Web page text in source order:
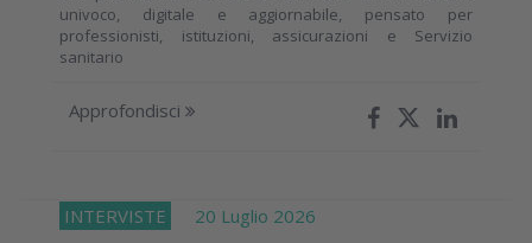
univoco, digitale e aggiornabile, pensato per
professionisti, istituzioni, assicurazioni e Servizio
sanitario
Approfondisci
INTERVISTE 20 Luglio 2026